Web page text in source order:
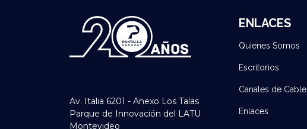
Av. Italia 6201 - Anexo Los Talas
Parque de Innovación del LATU
Montevideo
ENLACES
Quienes Somos
Escritorios
Canales de Cable
Enlaces